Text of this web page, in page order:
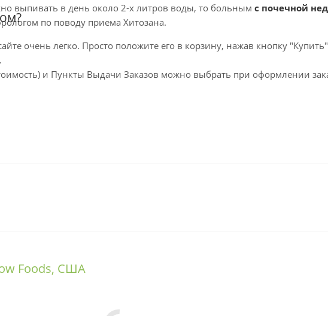
выпивать в день около 2-х литров воды, то больным с почечной
по поводу приема Хитозана.
очень легко. Просто положите его в корзину, нажав кнопку
и Пункты Выдачи Заказов можно выбрать при оформлении
подробное описание того, как это сделать на странице "
Foods, США